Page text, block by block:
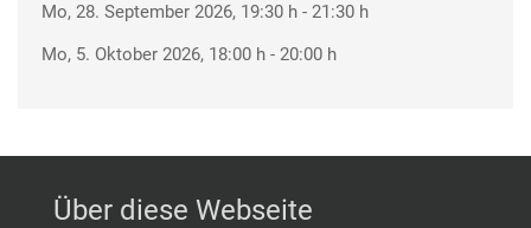
Mo, 28. September 2026, 19:30 h - 21:30 h
Mo, 5. Oktober 2026, 18:00 h - 20:00 h
Über diese Webseite